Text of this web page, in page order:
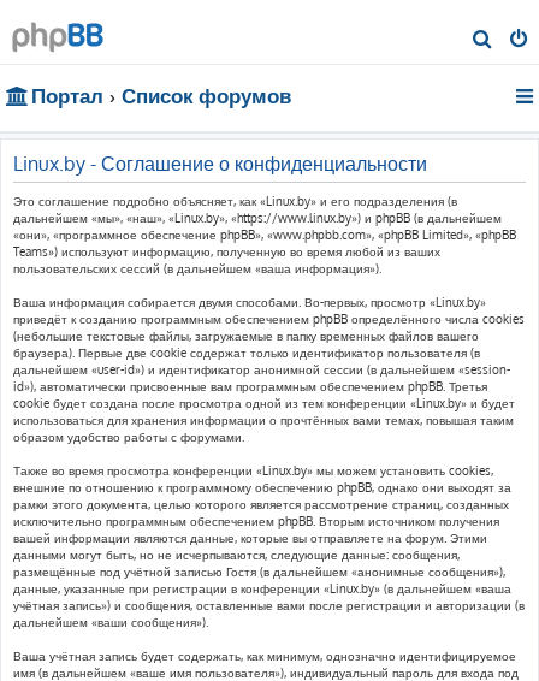
о
Портал Список форумов
Linux.by - Соглашение о конфиденциальности
Это соглашение подробно объясняет, как «Linux.by» и его подразделения (в
дальнейшем «мы», «наш», «Linux.by», «https://www.linux.by») и phpBB (в дальнейшем
«они», «программное обеспечение phpBB», «www.phpbb.com», «phpBB Limited», «phpBB
Teams») используют информацию, полученную во время любой из ваших
пользовательских сессий (в дальнейшем «ваша информация»).
Ваша информация собирается двумя способами. Во-первых, просмотр «Linux.by»
приведёт к созданию программным обеспечением phpBB определённого числа cookies
(небольшие текстовые файлы, загружаемые в папку временных файлов вашего
браузера). Первые две cookie содержат только идентификатор пользователя (в
дальнейшем «user-id») и идентификатор анонимной сессии (в дальнейшем «session-
id»), автоматически присвоенные вам программным обеспечением phpBB. Третья
cookie будет создана после просмотра одной из тем конференции «Linux.by» и будет
использоваться для хранения информации о прочтённых вами темах, повышая таким
образом удобство работы с форумами.
Также во время просмотра конференции «Linux.by» мы можем установить cookies,
внешние по отношению к программному обеспечению phpBB, однако они выходят за
рамки этого документа, целью которого является рассмотрение страниц, созданных
исключительно программным обеспечением phpBB. Вторым источником получения
вашей информации являются данные, которые вы отправляете на форум. Этими
данными могут быть, но не исчерпываются, следующие данные: сообщения,
размещённые под учётной записью Гостя (в дальнейшем «анонимные сообщения»),
данные, указанные при регистрации в конференции «Linux.by» (в дальнейшем «ваша
учётная запись») и сообщения, оставленные вами после регистрации и авторизации (в
дальнейшем «ваши сообщения»).
Ваша учётная запись будет содержать, как минимум, однозначно идентифицируемое
имя (в дальнейшем «ваше имя пользователя»), индивидуальный пароль для входа под